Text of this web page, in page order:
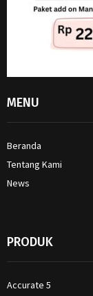
MENU
Beranda
Tentang Kami
News
PRODUK
Accurate 5